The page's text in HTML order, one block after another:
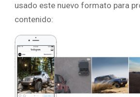
usado este nuevo formato para
contenido: